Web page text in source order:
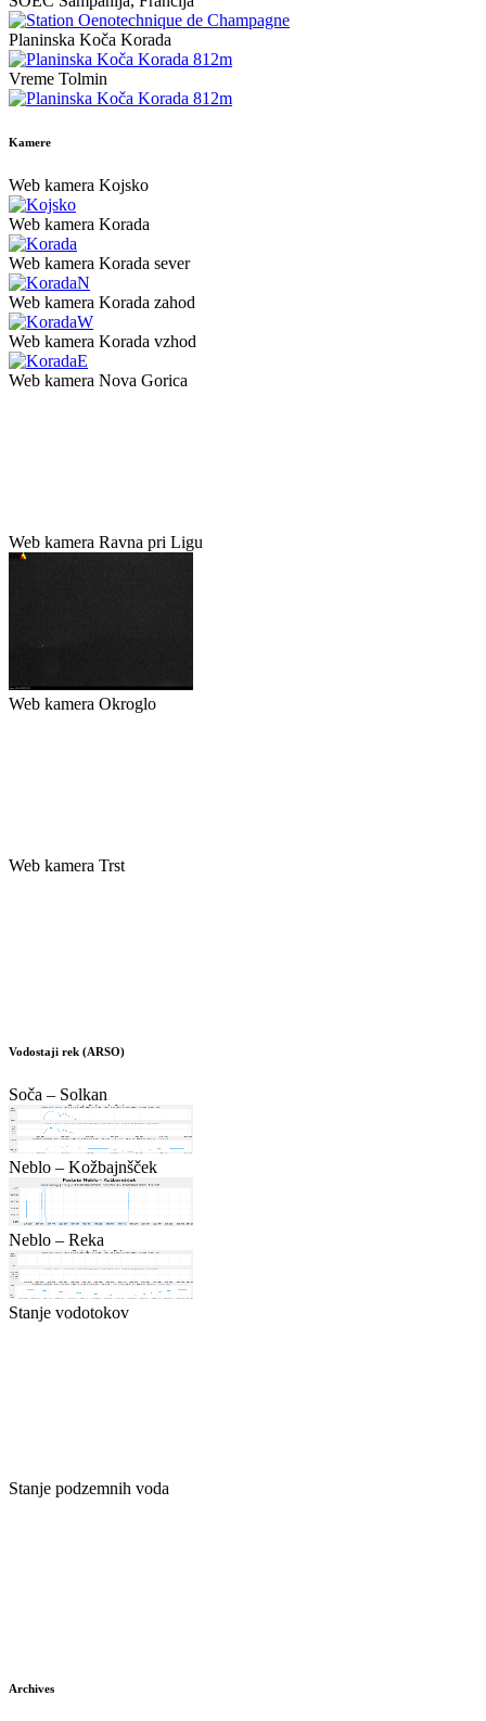
Planinska Koča Korada
Vreme Tolmin
Kamere
Web kamera Kojsko
Web kamera Korada
Web kamera Korada sever
Web kamera Korada zahod
Web kamera Korada vzhod
Web kamera Nova Gorica
Web kamera Ravna pri Ligu
Web kamera Okroglo
Web kamera Trst
Vodostaji rek (ARSO)
Soča – Solkan
Neblo – Kožbajnšček
Neblo – Reka
Stanje vodotokov
Stanje podzemnih voda
Archives